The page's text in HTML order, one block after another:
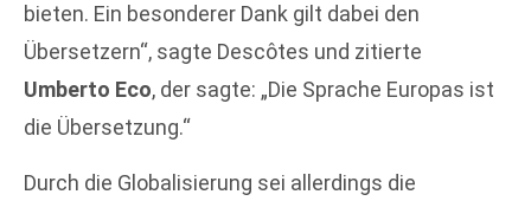
bieten. Ein besonderer Dank gilt dabei den
Übersetzern“, sagte Descôtes und zitierte
Umberto Eco, der sagte: „Die Sprache Europas ist
die Übersetzung.“
Durch die Globalisierung sei allerdings die